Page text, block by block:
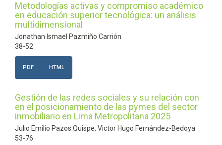
Metodologías activas y compromiso académico
en educación superior tecnológica: un análisis
multidimensional
Jonathan Ismael Pazmiño Carrión
38-52
PDF HTML
Gestión de las redes sociales y su relación con
en el posicionamiento de las pymes del sector
inmobiliario en Lima Metropolitana 2025
Julio Emilio Pazos Quispe, Victor Hugo Fernández-Bedoya
53-76